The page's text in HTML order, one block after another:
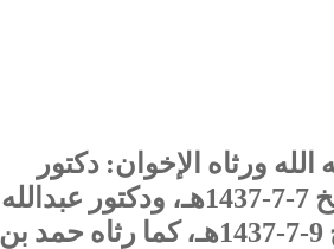
ورثاه الإخوان‏: دكتور
عبدالرحمن بن صالح الشبيلي في هذه الجريدة بتاريخ 7-7-1437هـ، ودكتور ‏عبدالله
بن عبدالرحمن الربيعي في هذه الجريدة أيضاً بتاريخ 9-7-1437هـ، ‏كما رثاه حمد بن